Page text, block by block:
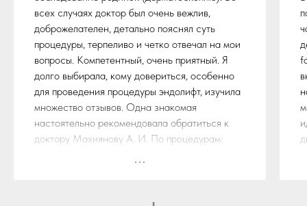
всех случаях доктор был очень вежлив,
доброжелателен, детально пояснял суть
процедуры, терпеливо и четко отвечал на мои
вопросы. Компетентный, очень приятный. Я
долго выбирала, кому довериться, особенно
для проведения процедуры эндолифт, изучила
множество отзывов. Одна знакомая
настоятельно рекомендовала обратиться к
доктору Махиянову А. И. По процедурам:
удаления более глубокого пигмента.